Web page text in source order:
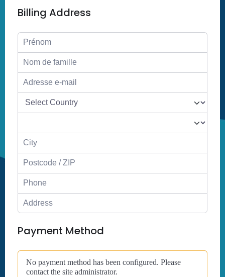
Billing Address
Payment Method
No payment method has been configured. Please
contact the site administrator.